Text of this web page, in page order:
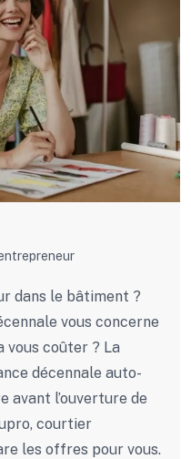
dans le bâtiment ?
vous concerne
vous coûter ? La
décennale auto-
l’ouverture de
courtier
les offres pour vous.